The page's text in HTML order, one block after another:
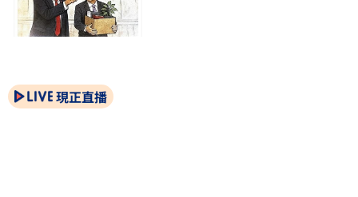
現正直播